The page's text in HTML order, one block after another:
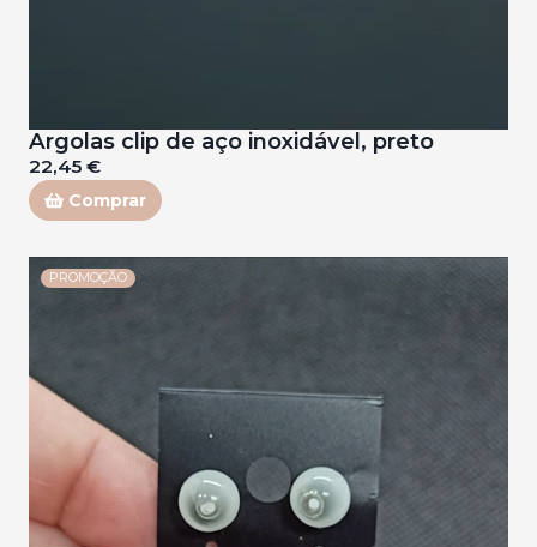
Argolas clip de aço inoxidável, preto
22,45 €
Comprar
PROMOÇÃO